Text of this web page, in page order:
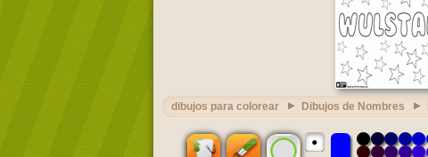
dibujos para colorear Dibujos de Nombres